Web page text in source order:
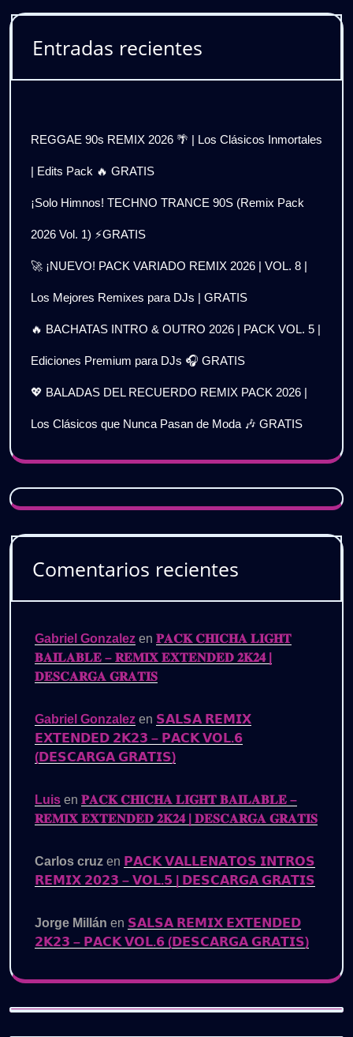
Entradas recientes
REGGAE 90s REMIX 2026 🌴 | Los Clásicos Inmortales
| Edits Pack 🔥 GRATIS
¡Solo Himnos! TECHNO TRANCE 90S (Remix Pack
2026 Vol. 1) ⚡GRATIS
🚀 ¡NUEVO! PACK VARIADO REMIX 2026 | VOL. 8 |
Los Mejores Remixes para DJs | GRATIS
🔥 BACHATAS INTRO & OUTRO 2026 | PACK VOL. 5 |
Ediciones Premium para DJs 🎧 GRATIS
💖 BALADAS DEL RECUERDO REMIX PACK 2026 |
Los Clásicos que Nunca Pasan de Moda 🎶 GRATIS
Comentarios recientes
Gabriel Gonzalez en 𝐏𝐀𝐂𝐊 𝐂𝐇𝐈𝐂𝐇𝐀 𝐋𝐈𝐆𝐇𝐓
𝐁𝐀𝐈𝐋𝐀𝐁𝐋𝐄 – 𝐑𝐄𝐌𝐈𝐗 𝐄𝐗𝐓𝐄𝐍𝐃𝐄𝐃 𝟐𝐊𝟐𝟒 |
𝐃𝐄𝐒𝐂𝐀𝐑𝐆𝐀 𝐆𝐑𝐀𝐓𝐈𝐒
Gabriel Gonzalez en 𝗦𝗔𝗟𝗦𝗔 𝗥𝗘𝗠𝗜𝗫
𝗘𝗫𝗧𝗘𝗡𝗗𝗘𝗗 𝟮𝗞𝟮𝟯 – 𝗣𝗔𝗖𝗞 𝗩𝗢𝗟.𝟲
(𝗗𝗘𝗦𝗖𝗔𝗥𝗚𝗔 𝗚𝗥𝗔𝗧𝗜𝗦)
Luis en 𝐏𝐀𝐂𝐊 𝐂𝐇𝐈𝐂𝐇𝐀 𝐋𝐈𝐆𝐇𝐓 𝐁𝐀𝐈𝐋𝐀𝐁𝐋𝐄 –
𝐑𝐄𝐌𝐈𝐗 𝐄𝐗𝐓𝐄𝐍𝐃𝐄𝐃 𝟐𝐊𝟐𝟒 | 𝐃𝐄𝐒𝐂𝐀𝐑𝐆𝐀 𝐆𝐑𝐀𝐓𝐈𝐒
Carlos cruz en 𝗣𝗔𝗖𝗞 𝗩𝗔𝗟𝗟𝗘𝗡𝗔𝗧𝗢𝗦 𝗜𝗡𝗧𝗥𝗢𝗦
𝗥𝗘𝗠𝗜𝗫 𝟮𝟬𝟮𝟯 – 𝗩𝗢𝗟.𝟱 | 𝗗𝗘𝗦𝗖𝗔𝗥𝗚𝗔 𝗚𝗥𝗔𝗧𝗜𝗦
Jorge Millán en 𝗦𝗔𝗟𝗦𝗔 𝗥𝗘𝗠𝗜𝗫 𝗘𝗫𝗧𝗘𝗡𝗗𝗘𝗗
𝟮𝗞𝟮𝟯 – 𝗣𝗔𝗖𝗞 𝗩𝗢𝗟.𝟲 (𝗗𝗘𝗦𝗖𝗔𝗥𝗚𝗔 𝗚𝗥𝗔𝗧𝗜𝗦)